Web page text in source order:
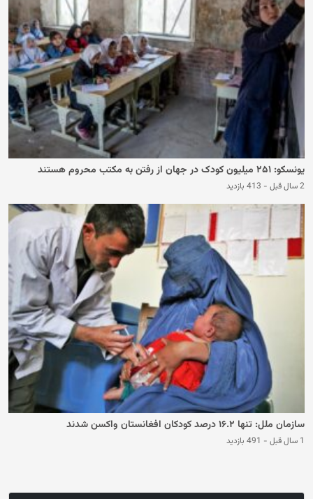
یونسکو: ۲۵۱ میلیون کودک در جهان از رفتن به مکتب محروم هستند
2 سال قبل - 413 بازدید
سازمان ملل: تنها ۱۶.۲ درصد کودکان افغانستان واکسن شدند
1 سال قبل - 491 بازدید